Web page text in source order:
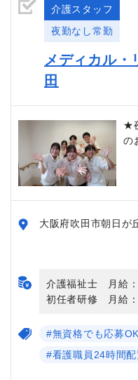
介護スタッフ
夜勤なし常勤
メディカル・
田
★
の
大阪府吹田市朝日が
介護福祉士 月給
初任者研修 月給
#無資格でも応募OK
#看護職員24時間配